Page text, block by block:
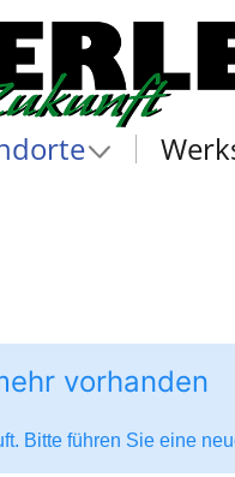
vorhanden
Bitte führen Sie eine